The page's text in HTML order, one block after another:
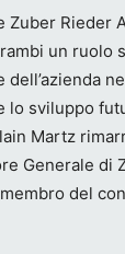
Zuber Rieder
un ruolo
lo sviluppo
Martz
Generale di
del